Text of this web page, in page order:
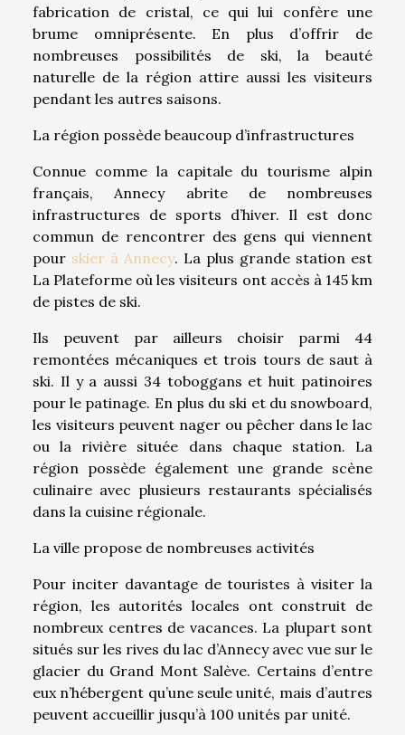
fabrication de cristal, ce qui lui confère une
brume omniprésente. En plus d’offrir de
nombreuses possibilités de ski, la beauté
naturelle de la région attire aussi les visiteurs
pendant les autres saisons.
La région possède beaucoup d’infrastructures
Connue comme la capitale du tourisme alpin
français, Annecy abrite de nombreuses
infrastructures de sports d’hiver. Il est donc
commun de rencontrer des gens qui viennent
pour skier à Annecy. La plus grande station est
La Plateforme où les visiteurs ont accès à 145 km
de pistes de ski.
Ils peuvent par ailleurs choisir parmi 44
remontées mécaniques et trois tours de saut à
ski. Il y a aussi 34 toboggans et huit patinoires
pour le patinage. En plus du ski et du snowboard,
les visiteurs peuvent nager ou pêcher dans le lac
ou la rivière située dans chaque station. La
région possède également une grande scène
culinaire avec plusieurs restaurants spécialisés
dans la cuisine régionale.
La ville propose de nombreuses activités
Pour inciter davantage de touristes à visiter la
région, les autorités locales ont construit de
nombreux centres de vacances. La plupart sont
situés sur les rives du lac d’Annecy avec vue sur le
glacier du Grand Mont Salève. Certains d’entre
eux n’hébergent qu’une seule unité, mais d’autres
peuvent accueillir jusqu’à 100 unités par unité.